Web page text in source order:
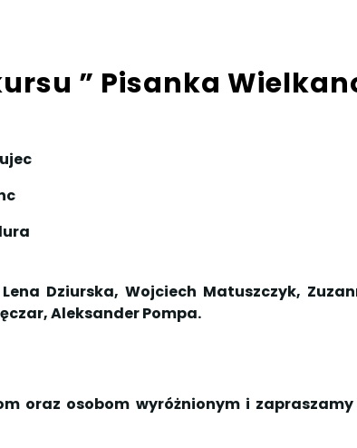
” Pisanka
Lena Dziurska, Wojciech Matuszczyk,
Aleksander Pompa.
oraz osobom wyróżnionym i